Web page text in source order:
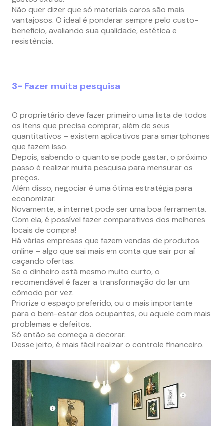
Não quer dizer que só materiais caros são mais
vantajosos. O ideal é ponderar sempre pelo custo-
benefício, avaliando sua qualidade, estética e
resistência.
3- Fazer muita pesquisa
O proprietário deve fazer primeiro uma lista de todos
os itens que precisa comprar, além de seus
quantitativos – existem aplicativos para smartphones
que fazem isso.
Depois, sabendo o quanto se pode gastar, o próximo
passo é realizar muita pesquisa para mensurar os
preços.
Além disso, negociar é uma ótima estratégia para
economizar.
Novamente, a internet pode ser uma boa ferramenta.
Com ela, é possível fazer comparativos dos melhores
locais de compra!
Há várias empresas que fazem vendas de produtos
online – algo que sai mais em conta que sair por aí
caçando ofertas.
Se o dinheiro está mesmo muito curto, o
recomendável é fazer a transformação do lar um
cômodo por vez.
Priorize o espaço preferido, ou o mais importante
para o bem-estar dos ocupantes, ou aquele com mais
problemas e defeitos.
Só então se começa a decorar.
Desse jeito, é mais fácil realizar o controle financeiro.